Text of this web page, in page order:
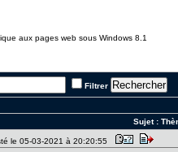
aux pages web sous Windows 8.1
Filtrer
Sujet :
le 05-03-2021 à 20:20:55